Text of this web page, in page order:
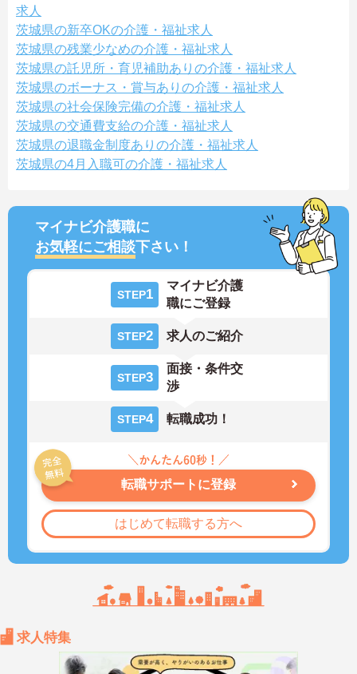
求人
茨城県の新卒OKの介護・福祉求人
茨城県の残業少なめの介護・福祉求人
茨城県の託児所・育児補助ありの介護・福祉求人
茨城県のボーナス・賞与ありの介護・福祉求人
茨城県の社会保険完備の介護・福祉求人
茨城県の交通費支給の介護・福祉求人
茨城県の退職金制度ありの介護・福祉求人
茨城県の4月入職可の介護・福祉求人
マイナビ介護職に
お気軽にご相談下さい！
STEP1
マイナビ介護
職にご登録
STEP2 求人のご紹介
STEP3
面接・条件交
渉
STEP4 転職成功！
転職サポートに登録
はじめて転職する方へ
求人特集